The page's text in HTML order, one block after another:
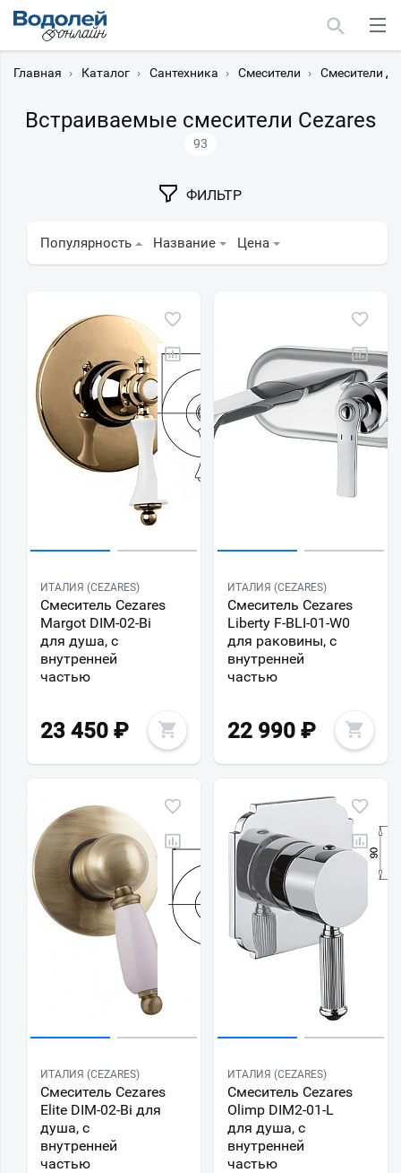
Главная › Каталог › Сантехника › Смесители › Смесители
Встраиваемые смесители Cezares
93
ФИЛЬТР
Популярность Название Цена
ИТАЛИЯ (CEZARES)
Смеситель Cezares
Margot DIM-02-Bi
для душа, с
внутренней
частью
23 450 ₽
ИТАЛИЯ (CEZARES)
Смеситель Cezares
Liberty F-BLI-01-W0
для раковины, с
внутренней
частью
22 990 ₽
ИТАЛИЯ (CEZARES)
Смеситель Cezares
Elite DIM-02-Bi для
душа, с
внутренней
частью
ИТАЛИЯ (CEZARES)
Смеситель Cezares
Olimp DIM2-01-L
для душа, с
внутренней
частью